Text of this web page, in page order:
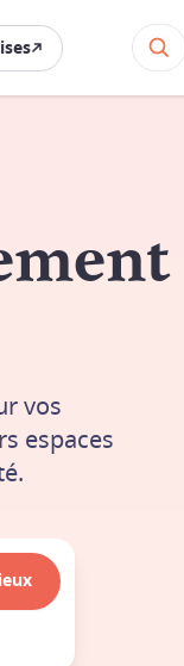
vos
espaces